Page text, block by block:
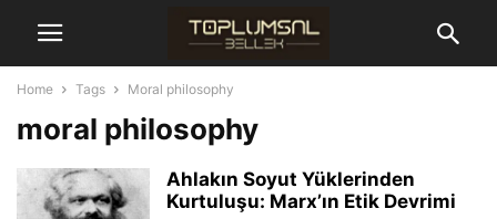
Home Tags Moral philosophy
moral philosophy
Ahlakın Soyut Yüklerinden
Kurtuluşu: Marx’ın Etik Devrimi